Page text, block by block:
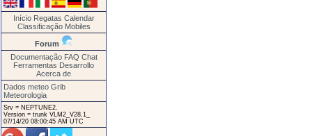
Início Regatas Calendar
Classificação Mobiles
Forum
Documentação FAQ Chat
Ferramentas Desarrollo
Acerca de
Dados meteo Grib
Meteorologia
Srv = NEPTUNE2.
Version = trunk VLM2_V28.1_
07/14/20 08:00:45 AM UTC